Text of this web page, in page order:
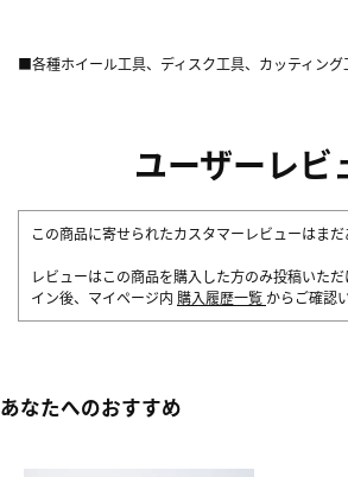
■各種ホイール工具、ディスク工具、カッティング
ユーザーレビ
この商品に寄せられたカスタマーレビューはまだ
レビューはこの商品を購入した方のみ投稿いた
イン後、マイページ内 購入履歴一覧 からご確認
あなたへのおすすめ